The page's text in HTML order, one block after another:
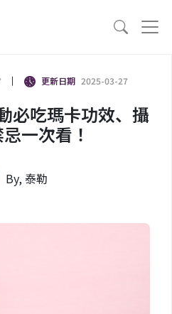
更新日期 2025-03-27
必吃瑪卡功效、攝
一次看！
By, 泰勒